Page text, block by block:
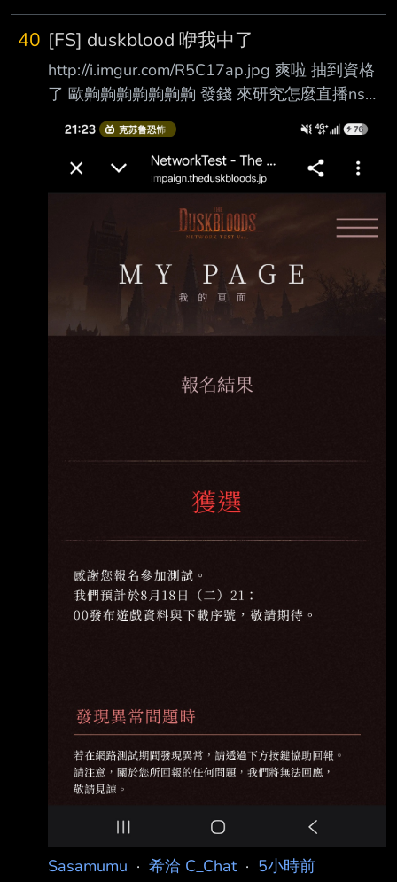
40 [FS] duskblood 咿我中了
http://i.imgur.com/R5C17ap.jpg 爽啦 抽到資格
了 歐齁齁齁齁齁齁齁 發錢 來研究怎麼直播ns好
了 -- Ebb and flow. --
Sasamumu · 希洽 C_Chat· 5小時前